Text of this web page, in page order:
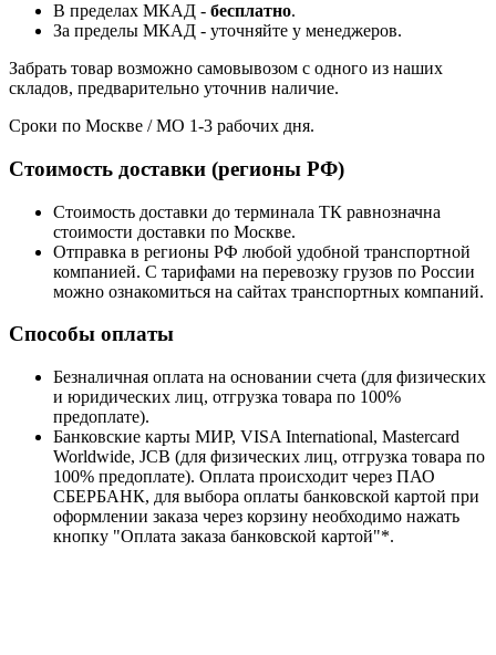
В пределах МКАД - бесплатно.
За пределы МКАД - уточняйте у менеджеров.
Забрать товар возможно самовывозом с одного из наших
складов, предварительно уточнив наличие.
Сроки по Москве / МО 1-3 рабочих дня.
Стоимость доставки (регионы РФ)
Стоимость доставки до терминала ТК равнозначна
стоимости доставки по Москве.
Отправка в регионы РФ любой удобной транспортной
компанией. С тарифами на перевозку грузов по России
можно ознакомиться на сайтах транспортных компаний.
Способы оплаты
Безналичная оплата на основании счета (для физических
и юридических лиц, отгрузка товара по 100%
предоплате).
Банковские карты МИР, VISA International, Mastercard
Worldwide, JCB (для физических лиц, отгрузка товара по
100% предоплате). Оплата происходит через ПАО
СБЕРБАНК, для выбора оплаты банковской картой при
оформлении заказа через корзину необходимо нажать
кнопку "Оплата заказа банковской картой"*.